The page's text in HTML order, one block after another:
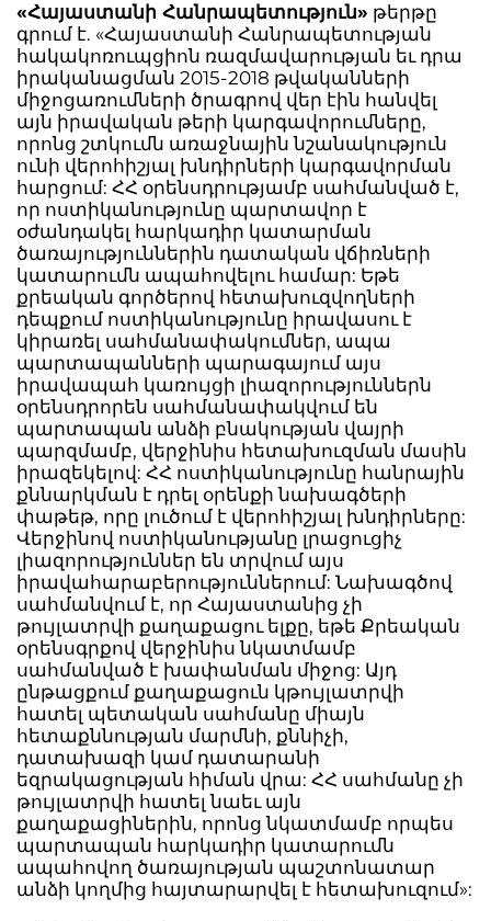
«Հայաստանի Հանրապետություն» թերթը
գրում է. «Հայաստանի Հանրապետության
հակակոռուպցիոն ռազմավարության եւ դրա
իրականացման 2015-2018 թվականների
միջոցառումների ծրագրով վեր էին հանվել
այն իրավական թերի կարգավորումները,
որոնց շտկումն առաջնային նշանակություն
ունի վերոհիշյալ խնդիրների կարգավորման
հարցում: ՀՀ օրենսդրությամբ սահմանված է,
որ ոստիկանությունը պարտավոր է
օժանդակել հարկադիր կատարման
ծառայություններին դատական վճիռների
կատարումն ապահովելու համար: Եթե
քրեական գործերով հետախուզվողների
դեպքում ոստիկանությունը իրավասու է
կիրառել սահմանափակումներ, ապա
պարտապանների պարագայում այս
իրավապահ կառույցի լիազորություններն
օրենսդրորեն սահմանափակվում են
պարտապան անձի բնակության վայրի
պարզմամբ, վերջինիս հետախուզման մասին
իրազեկելով: ՀՀ ոստիկանությունը հանրային
քննարկման է դրել օրենքի նախագծերի
փաթեթ, որը լուծում է վերոհիշյալ խնդիրները:
Վերջինով ոստիկանությանը լրացուցիչ
լիազորություններ են տրվում այս
իրավահարաբերություններում: Նախագծով
սահմանվում է, որ Հայաստանից չի
թույլատրվի քաղաքացու ելքը, եթե Քրեական
օրենսգրքով վերջինիս նկատմամբ
սահմանված է խափանման միջոց: Այդ
ընթացքում քաղաքացուն կթույլատրվի
հատել պետական սահմանը միայն
հետաքննության մարմնի, քննիչի,
դատախազի կամ դատարանի
եզրակացության հիման վրա: ՀՀ սահմանը չի
թույլատրվի հատել նաեւ այն
քաղաքացիներին, որոնց նկատմամբ որպես
պարտապան հարկադիր կատարումն
ապահովող ծառայության պաշտոնատար
անձի կողմից հայտարարվել է հետախուզում»: